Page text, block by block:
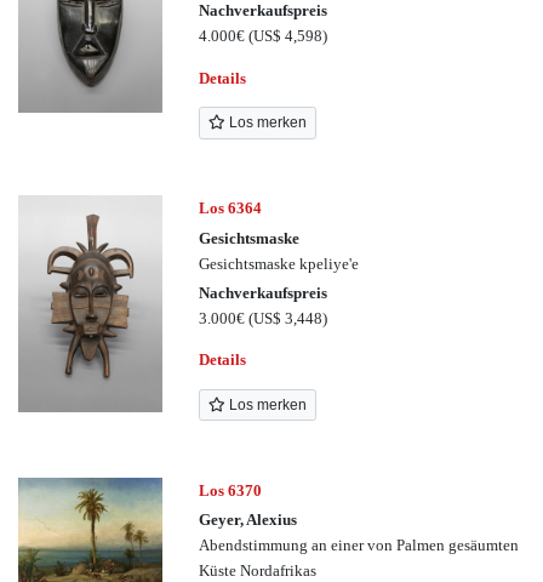
Nachverkaufspreis
4.000€(US$ 4,598)
Details
Los merken
Los 6364
Gesichtsmaske
Gesichtsmaske kpeliye'e
Nachverkaufspreis
3.000€(US$ 3,448)
Details
Los merken
Los 6370
Geyer, Alexius
Abendstimmung an einer von Palmen gesäumten
Küste Nordafrikas